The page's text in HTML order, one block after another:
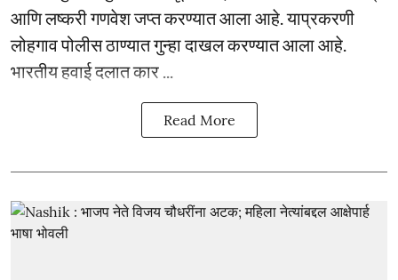
आणि लष्करी गणवेश जप्त करण्यात आला आहे. याप्रकरणी
लोहगाव पोलीस ठाण्यात गुन्हा दाखल करण्यात आला आहे.
भारतीय हवाई दलात कार ...
Read More